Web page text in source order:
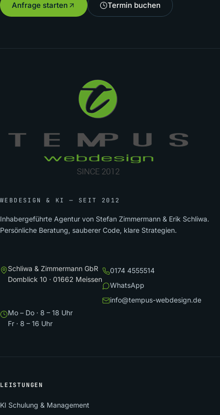
Anfrage starten Termin buchen
WEBDESIGN & KI — SEIT 2012
Inhabergeführte Agentur von Stefan Zimmermann & Erik Schliwa.
Persönliche Beratung, sauberer Code, klare Strategien.
Schliwa & Zimmermann GbR
Domblick 10 · 01662 Meissen
0174 4555514
WhatsApp
info@tempus-webdesign.de
Mo – Do · 8 – 18 Uhr
Fr · 8 – 16 Uhr
LEISTUNGEN
KI Schulung & Management